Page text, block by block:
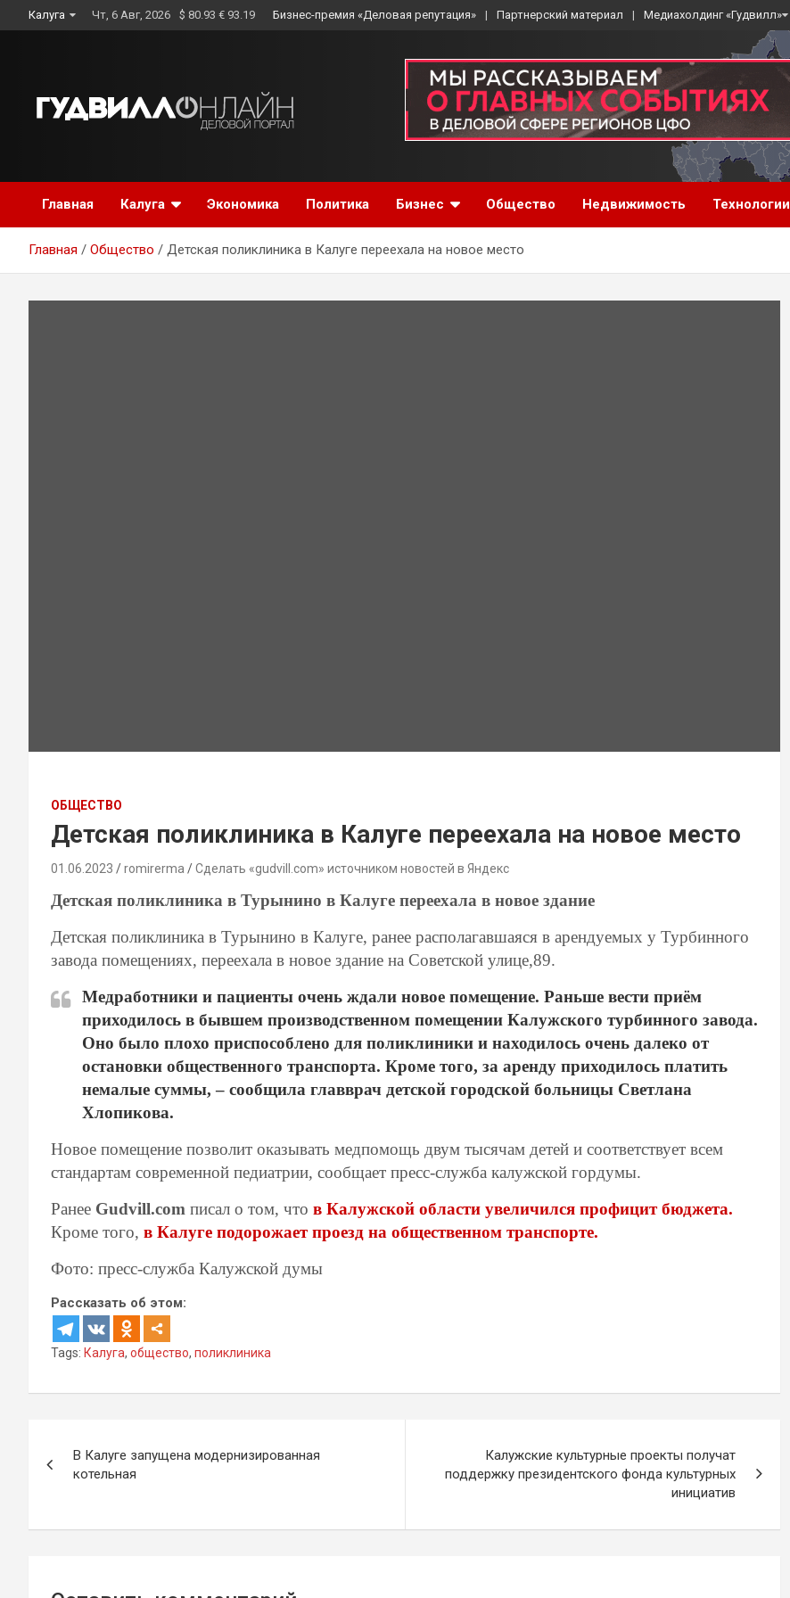
to
Калуга Чт, 6 Авг, 2026 $ 80.93 € 93.19 Бизнес-премия «Деловая репутация» Партнерский материал Медиахолдинг «Гудвилл»
Главная Калуга Экономика Политика Бизнес Общество Недвижимость Технологии
Главная Общество Детская поликлиника в Калуге переехала на новое место
ОБЩЕСТВО
Детская поликлиника в Калуге переехала на новое место
01.06.2023 romirerma Сделать «gudvill.com» источником новостей в Яндекс
Детская поликлиника в Турынино в Калуге переехала в новое здание
Детская поликлиника в Турынино в Калуге, ранее располагавшаяся в арендуемых у Турбинного
завода помещениях, переехала в новое здание на Советской улице,89.
Медработники и пациенты очень ждали новое помещение. Раньше вести приём
приходилось в бывшем производственном помещении Калужского турбинного завода.
Оно было плохо приспособлено для поликлиники и находилось очень далеко от
остановки общественного транспорта. Кроме того, за аренду приходилось платить
немалые суммы, – сообщила главврач детской городской больницы Светлана
Хлопикова.
Новое помещение позволит оказывать медпомощь двум тысячам детей и соответствует всем
стандартам современной педиатрии, сообщает пресс-служба калужской гордумы.
Ранее Gudvill.com писал о том, что в Калужской области увеличился профицит бюджета.
Кроме того, в Калуге подорожает проезд на общественном транспорте.
Фото: пресс-служба Калужской думы
Рассказать об этом:
Tags: Калуга, общество, поликлиника
по
В Калуге запyщена модернизированная
котельная
Калужские культурные проекты получат
поддержку президентского фонда культурных
инициатив